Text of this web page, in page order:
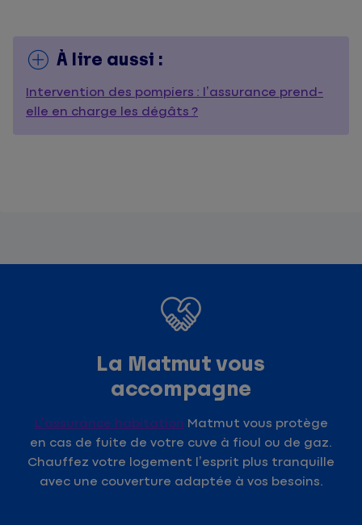
À lire aussi :
Intervention des pompiers : l’assurance prend-
elle en charge les dégâts ?
La Matmut vous
accompagne
L’assurance habitation Matmut vous protège
en cas de fuite de votre cuve à fioul ou de gaz.
Chauffez votre logement l’esprit plus tranquille
avec une couverture adaptée à vos besoins.